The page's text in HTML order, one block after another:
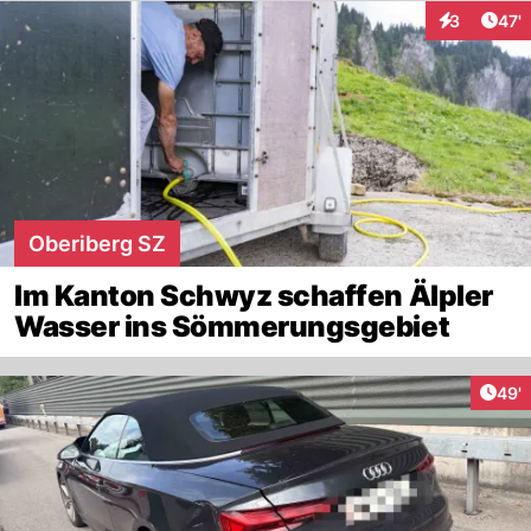
3 47'
Oberiberg SZ
Im Kanton Schwyz schaffen Älpler
Wasser ins Sömmerungsgebiet
49'